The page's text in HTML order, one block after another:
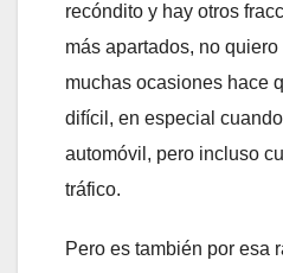
recóndito y hay otros
más apartados, no
muchas ocasiones hace
difícil, en especial
automóvil, pero incluso
tráfico.
Pero es también por esa